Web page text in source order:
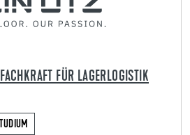
FÜR LAGERLOGISTIK